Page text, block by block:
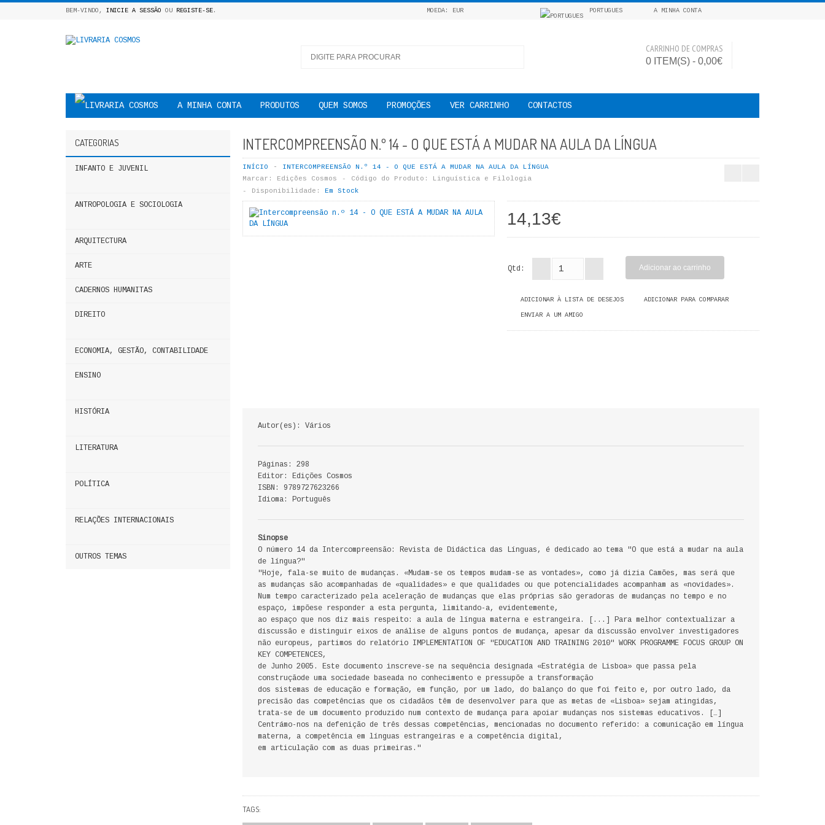
BEM-VINDO, INICIE A SESSÃO OU REGISTE-SE. MOEDA: EUR PORTUGUES A MINHA CONTA
CARRINHO DE COMPRAS
0 ITEM(S) - 0,00€
A MINHA CONTA PRODUTOS QUEM SOMOS PROMOÇÕES VER CARRINHO CONTACTOS
CATEGORIAS
INFANTO E JUVENIL
ANTROPOLOGIA E SOCIOLOGIA
ARQUITECTURA
ARTE
CADERNOS HUMANITAS
DIREITO
ECONOMIA, GESTÃO, CONTABILIDADE
ENSINO
HISTÓRIA
LITERATURA
POLÍTICA
RELAÇÕES INTERNACIONAIS
OUTROS TEMAS
INTERCOMPREENSÃO N.º 14 - O QUE ESTÁ A MUDAR NA AULA DA LÍNGUA
INÍCIO
INTERCOMPREENSÃO N.º 14 - O QUE ESTÁ A MUDAR NA AULA DA LÍNGUA
Marcar:
Edições Cosmos Código do Produto:
Linguística e Filologia
Disponibilidade:
Em Stock
14,13€
Qtd:
ADICIONAR À LISTA DE DESEJOS ADICIONAR PARA COMPARAR
ENVIAR A UM AMIGO
Autor(es): Vários
Páginas: 298
Editor: Edições Cosmos
ISBN: 9789727623266
Idioma: Português
Sinopse
O número 14 da Intercompreensão: Revista de Didáctica das Línguas, é dedicado ao tema "O que está a mudar na aula
de língua?"
"Hoje, fala-se muito de mudanças. «Mudam-se os tempos mudam-se as vontades», como já dizia Camões, mas será que
as mudanças são acompanhadas de «qualidades» e que qualidades ou que potencialidades acompanham as «novidades».
Num tempo caracterizado pela aceleração de mudanças que elas próprias são geradoras de mudanças no tempo e no
espaço, impõese responder a esta pergunta, limitando-a, evidentemente,
ao espaço que nos diz mais respeito: a aula de língua materna e estrangeira. [...] Para melhor contextualizar a
discussão e distinguir eixos de análise de alguns pontos de mudança, apesar da discussão envolver investigadores
não europeus, partimos do relatório IMPLEMENTATION OF "EDUCATION AND TRAINING 2010" WORK PROGRAMME FOCUS GROUP ON
KEY COMPETENCES,
de Junho 2005. Este documento inscreve-se na sequência designada «Estratégia de Lisboa» que passa pela
construçãode uma sociedade baseada no conhecimento e pressupõe a transformação
dos sistemas de educação e formação, em função, por um lado, do balanço do que foi feito e, por outro lado, da
precisão das competências que os cidadãos têm de desenvolver para que as metas de «Lisboa» sejam atingidas,
trata-se de um documento produzido num contexto de mudança para apoiar mudanças nos sistemas educativos. […]
Centrámo-nos na defenição de três dessas competências, mencionadas no documento referido: a comunicação em língua
materna, a competência em línguas estrangeiras e a competência digital,
em articulação com as duas primeiras."
TAGS: